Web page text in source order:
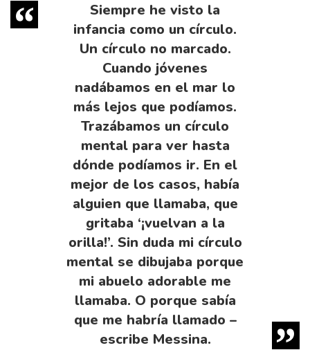
Siempre he visto la
infancia como un círculo.
Un círculo no marcado.
Cuando jóvenes
nadábamos en el mar lo
más lejos que podíamos.
Trazábamos un círculo
mental para ver hasta
dónde po­díamos ir. En el
mejor de los casos, había
alguien que llamaba, que
gritaba ‘¡vuelvan a la
orilla!’. Sin duda mi círculo
mental se dibujaba porque
mi abuelo adorable me
llamaba. O porque sabía
que me habría llamado –
escribe Messina.